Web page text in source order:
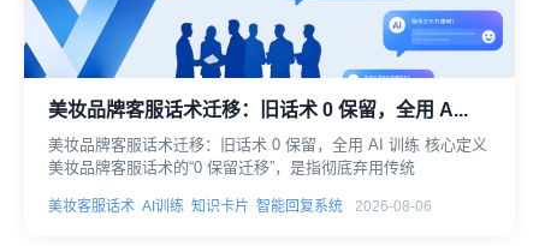
美妆品牌客服话术迁移：旧话术 0 保留，全用 A...
美妆品牌客服话术迁移：旧话术 0 保留，全用 AI 训练 核心定义
美妆品牌客服话术的“0 保留迁移”，是指彻底弃用传统
美妆客服话术 AI训练 知识卡片 智能回复系统 2026-08-06